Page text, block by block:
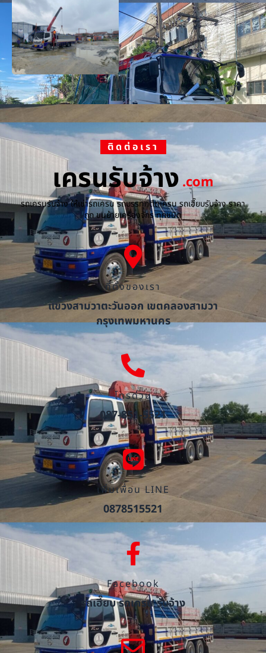
ติดต่อเรา
เครนรับจ้าง.com
รถเครนรับจ้าง ให้เช่ารถเครน รถบรรทุกติดเครน รถเฮี๊ยบรับจ้าง ราคา
ถูก ขนย้ายเครื่องจักร ทุกชนิด
ที่ตั้งของเรา
แขวงสามวาตะวันออก เขตคลองสามวา
กรุงเทพมหานคร
โทรด่วน
087-851-5521
เพิ่มเพื่อน LINE
0878515521
Facebook
รถเฮี๊ยบ รถเครน รับจ้าง